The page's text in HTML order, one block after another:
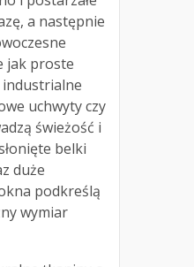
a następnie
jak proste
uchwyty czy
świeżość i
belki
duże
podkreślą
wymiar